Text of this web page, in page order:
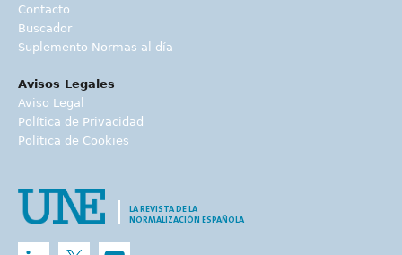
Contacto
Buscador
Suplemento Normas al día
Avisos Legales
Aviso Legal
Política de Privacidad
Política de Cookies
LA REVISTA DE LA
NORMALIZACIÓN ESPAÑOLA